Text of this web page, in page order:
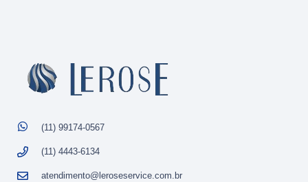
(11) 99174-0567
(11) 4443-6134
atendimento@leroseservice.com.br